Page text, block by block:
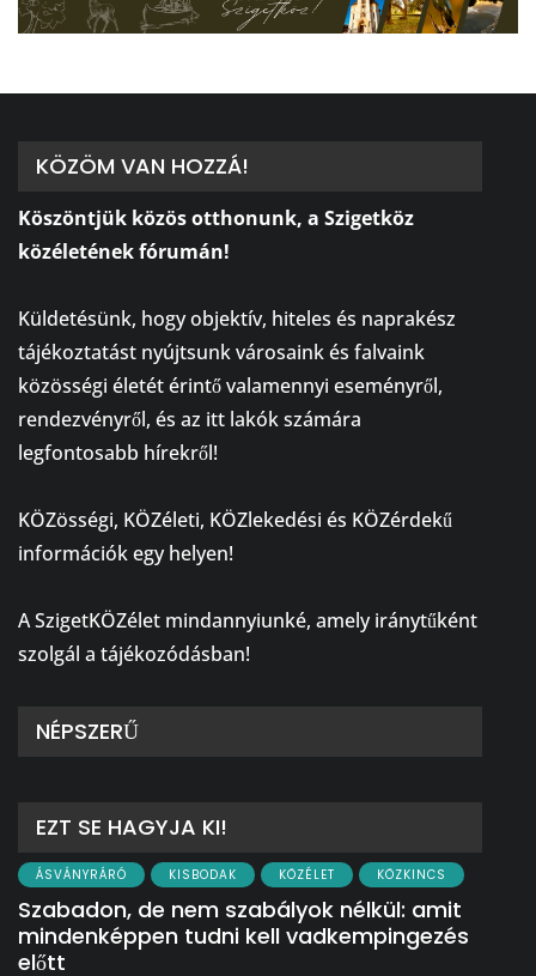
KÖZÖM VAN HOZZÁ!
Köszöntjük közös otthonunk, a Szigetköz
közéletének fórumán!
Küldetésünk, hogy objektív, hiteles és naprakész
tájékoztatást nyújtsunk városaink és falvaink
közösségi életét érintő valamennyi eseményről,
rendezvényről, és az itt lakók számára
legfontosabb hírekről!
KÖZösségi, KÖZéleti, KÖZlekedési és KÖZérdekű
információk egy helyen!
A SzigetKÖZélet mindannyiunké, amely iránytűként
szolgál a tájékozódásban!
NÉPSZERŰ
EZT SE HAGYJA KI!
ÁSVÁNYRÁRÓ KISBODAK KÖZÉLET KÖZKINCS
Szabadon, de nem szabályok nélkül: amit
mindenképpen tudni kell vadkempingezés
előtt